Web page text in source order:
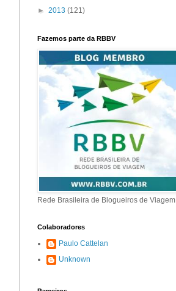
► 2013 (121)
Fazemos parte da RBBV
Rede Brasileira de Blogueiros de Viagem
Colaboradores
Paulo Cattelan
Unknown